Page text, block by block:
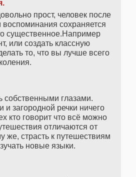
прост, человек после
сохраняется
существенное.Например
или создать классную
то, что вы лучше всего
собственными глазами.
и загородной речки ничего
кто говорит что всё можно
отличаются от
же, страсть к путешествиям
новые языки.